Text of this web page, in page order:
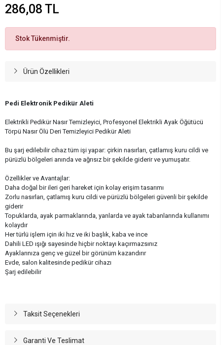
286,08 TL
Stok Tükenmiştir.
Ürün Özellikleri
Pedi Elektronik Pedikür Aleti
Elektrikli Pedikür Nasır Temizleyici, Profesyonel Elektrikli Ayak Öğütücü
Törpü Nasır Ölü Deri Temizleyici Pedikür Aleti
Bu şarj edilebilir cihaz tüm işi yapar: çirkin nasırları, çatlamış kuru cildi ve
pürüzlü bölgeleri anında ve ağrısız bir şekilde giderir ve yumuşatır.
Özellikler ve Avantajlar:
Daha doğal bir ileri geri hareket için kolay erişim tasarımı
Zorlu nasırları, çatlamış kuru cildi ve pürüzlü bölgeleri güvenli bir şekilde
giderir
Topuklarda, ayak parmaklarında, yanlarda ve ayak tabanlarında kullanımı
kolaydır
Her türlü işlem için iki hız ve iki başlık, kaba ve ince
Dahili LED ışığı sayesinde hiçbir noktayı kaçırmazsınız
Ayaklarınıza genç ve güzel bir görünüm kazandırır
Evde, salon kalitesinde pedikür cihazı
Şarj edilebilir
Taksit Seçenekleri
Garanti Ve Teslimat